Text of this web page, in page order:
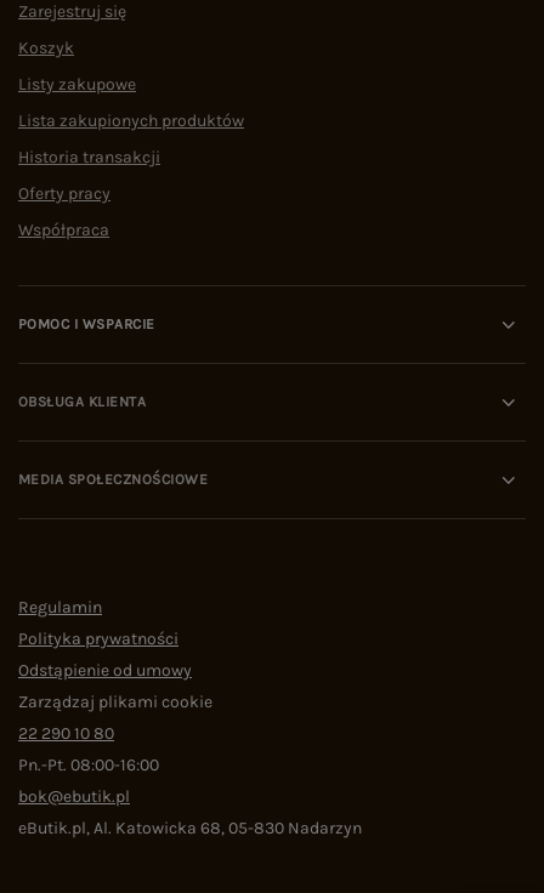
Zarejestruj się
Koszyk
Listy zakupowe
Lista zakupionych produktów
Historia transakcji
Oferty pracy
Współpraca
POMOC I WSPARCIE
OBSŁUGA KLIENTA
MEDIA SPOŁECZNOŚCIOWE
Regulamin
Polityka prywatności
Odstąpienie od umowy
Zarządzaj plikami cookie
22 290 10 80
Pn.-Pt. 08:00-16:00
bok@ebutik.pl
eButik.pl,Al. Katowicka 68,05-830 Nadarzyn